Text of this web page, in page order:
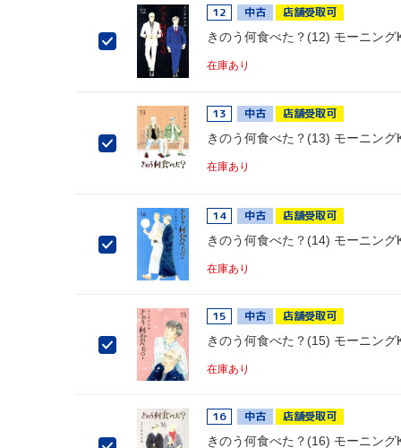
12 中古 店舗受取可
きのう何食べた？(12) モーニング
在庫あり
13 中古 店舗受取可
きのう何食べた？(13) モーニング
在庫あり
14 中古 店舗受取可
きのう何食べた？(14) モーニング
在庫あり
15 中古 店舗受取可
きのう何食べた？(15) モーニング
在庫あり
16 中古 店舗受取可
きのう何食べた？(16) モーニング